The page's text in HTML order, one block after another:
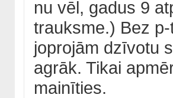
nu vēl, gadus 9
trauksme.) Bez
joprojām dzīvotu
agrāk. Tikai
mainīties.